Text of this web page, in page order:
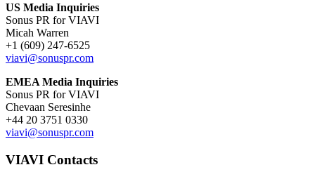
US Media Inquiries
Sonus PR for VIAVI
Micah Warren
+1 (609) 247-6525
viavi@sonuspr.com
EMEA Media Inquiries
Sonus PR for VIAVI
Chevaan Seresinhe
+44 20 3751 0330
viavi@sonuspr.com
VIAVI Contacts